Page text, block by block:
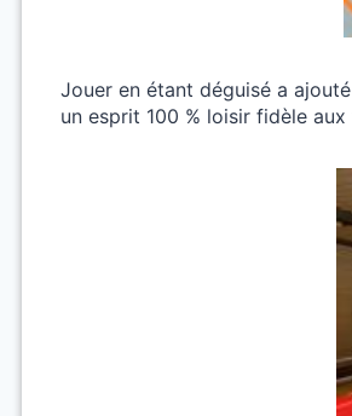
Jouer en étant déguisé a
un esprit 100 % loisir fidèle